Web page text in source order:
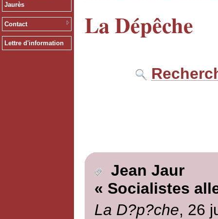
Jaurès
Contact
Lettre d'information
La Dépêche
Jean Jaur
« Socialistes
La D?p?che, 26